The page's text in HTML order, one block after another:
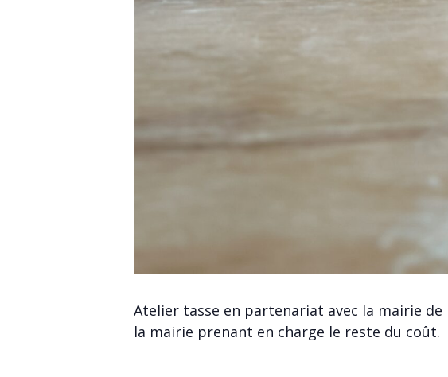
Atelier tasse en partenariat avec la mairie de
la mairie prenant en charge le reste du coût.